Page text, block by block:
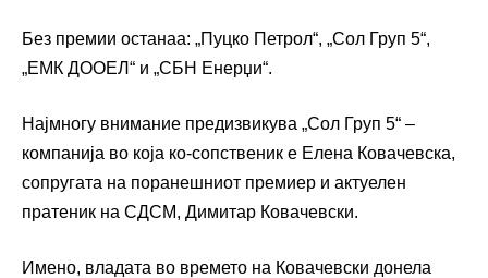
Без премии останаа: „Пуцко Петрол“, „Сол Груп 5“,
„ЕМК ДООЕЛ“ и „СБН Енерџи“.
Најмногу внимание предизвикува „Сол Груп 5“ –
компанија во која ко-сопственик е Елена Ковачевска,
сопругата на поранешниот премиер и актуелен
пратеник на СДСМ, Димитар Ковачевски.
Имено, владата во времето на Ковачевски донела